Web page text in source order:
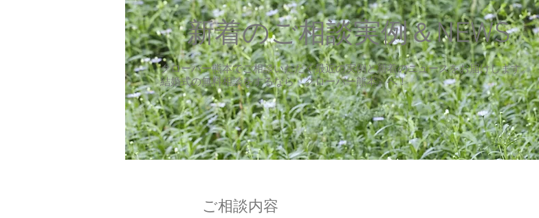
クローバー熊本でご相談いただく最近の実例と新着のニュースをお届けします。
​結婚式の無料相談をするなら『クローバー熊本』へ！
​新着のご相談実例＆NEWS​
​ご相談内容